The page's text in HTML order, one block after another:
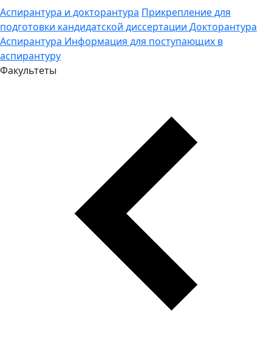
Аспирантура и докторантура Прикрепление для
подготовки кандидатской диссертации Докторантура
Аспирантура Информация для поступающих в
аспирантуру
Факультеты